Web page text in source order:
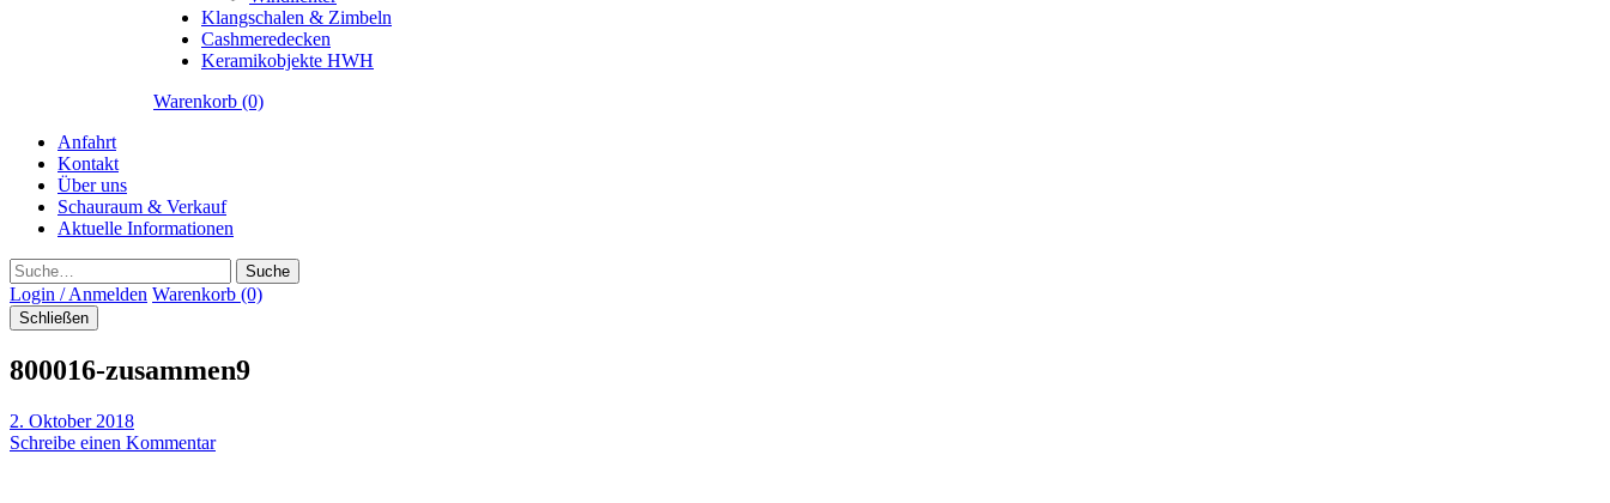
Klangschalen & Zimbeln
Cashmeredecken
Keramikobjekte HWH
Warenkorb (0)
Anfahrt
Kontakt
Über uns
Schauraum & Verkauf
Aktuelle Informationen
Suche
Login / Anmelden Warenkorb (0)
Schließen
800016-zusammen9
2. Oktober 2018
Schreibe einen Kommentar